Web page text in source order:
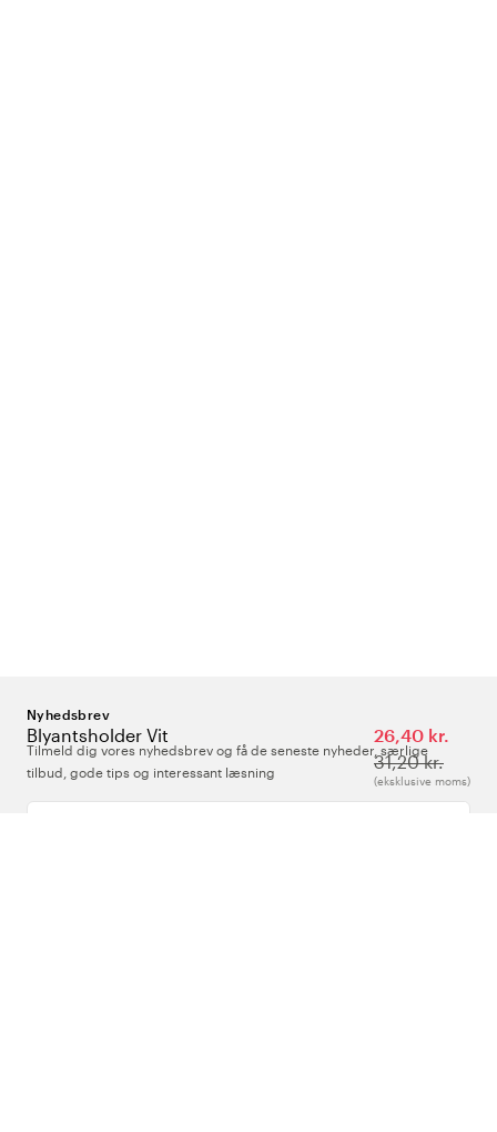
Blyantsholder Vit
26,40 kr.
31,20 kr.
(eksklusive moms)
Nyhedsbrev
Tilmeld dig vores nyhedsbrev og få de seneste nyheder, særlige
tilbud, gode tips og interessant læsning
Indtast din e-mailadresse